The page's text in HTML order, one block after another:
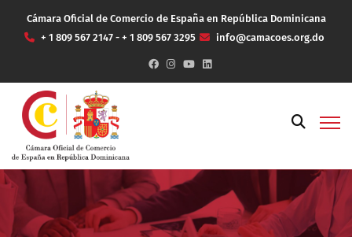
Cámara Oficial de Comercio de España en República Dominicana
+ 1 809 567 2147 - + 1 809 567 3295
info@camacoes.org.do